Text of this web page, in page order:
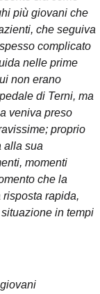
più giovani che
che seguiva
complicato
nelle prime
non erano
di Terni, ma
veniva preso
proprio
alla sua
momenti
che la
rapida,
in tempi